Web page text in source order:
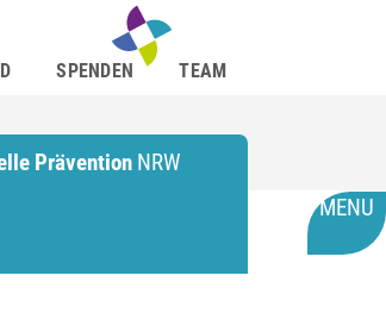
SPENDEN TEAM
Prävention NRW
MENU